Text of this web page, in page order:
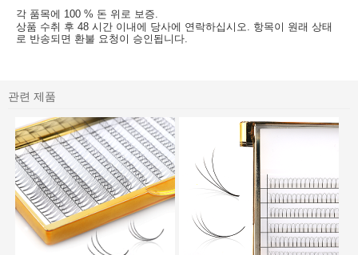
각 품목에 100 % 돈 위로 보증.
상품 수취 후 48 시간 이내에 당사에 연락하십시오. 항목이 원래 상태
로 반송되면 환불 요청이 승인됩니다.
관련 제품